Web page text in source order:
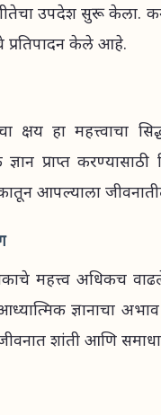
उपदेश सुरू केला.
प्रतिपादन केले आहे.
क्षय हा महत्त्वाचा
प्राप्त
आपल्याला
महत्त्व अधिकच
ज्ञानाचा
शांती आणि